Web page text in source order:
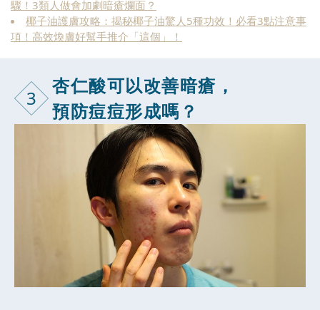
驟！3類人做會加劇暗瘡爛面？
椰子油護膚攻略：揭秘椰子油驚人5種功效！必看3點注意事
項！高效煥膚好幫手推介「這個」！
3
杏仁酸可以改善暗瘡，
預防痘痘形成嗎？